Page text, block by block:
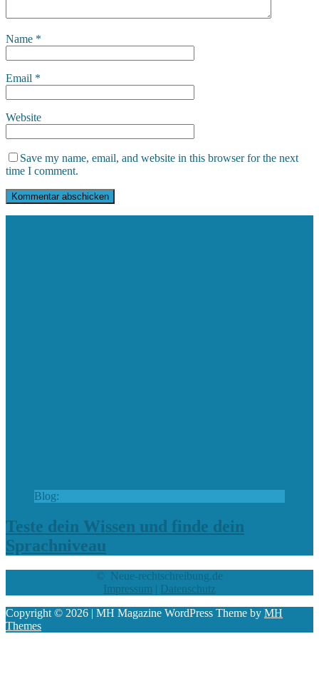
Name *
Email *
Website
Save my name, email, and website in this browser for the next
time I comment.
Blog:
Teste dein Wissen und finde dein
Sprachniveau
© Neue-rechtschreibung.de
Impressum | Datenschutz
Copyright © 2026 | MH Magazine WordPress Theme by MH
Themes